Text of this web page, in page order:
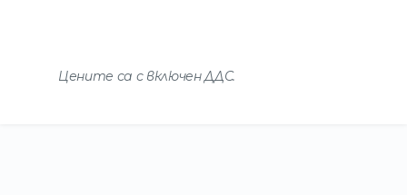
Цените са с включен ДДС.